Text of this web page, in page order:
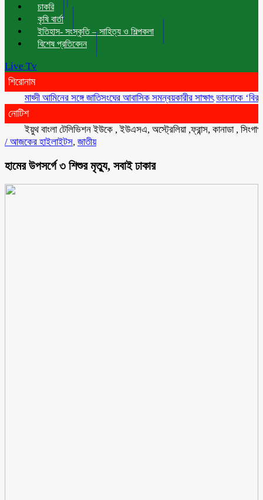
চাকরি
কৃষি বার্তা
ইতিহাস- সংস্কৃতি – সাহিত্য ও শিল্পকলা
বিশেষ প্রতিবেদন
Live Tv
শিরোনাম
মাহ্দী আমিনের সঙ্গে জাতিসংঘের আবাসিক সমন্বয়কারীর সাক্ষাৎ ভাবনাকে ‘বিরল
নোটিশ
ইয়ুথ বাংলা টেলিভিশন ইউকে , ইউএসএ, অস্ট্রেলিয়া ,ফ্রান্স, কানাডা , সিংগাপুর
/ আজকের হাইলাইটস, জাতীয়
হামের উপসর্গে ৩ শিশুর মৃত্যু, সবাই ঢাকার